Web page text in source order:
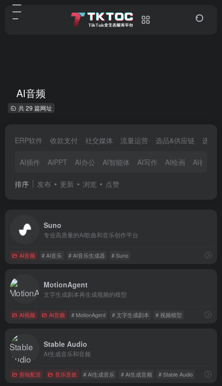
AI音频
共 29 篇网址
ERP软件 收款支付 社交媒体 流量运营 选品&供应链 选品
AI插件 AIPPT AI办公 AI智能体 AI写作 AI绘画 AI视频
排序 发布 更新 浏览 点赞
Suno
专业高质量的AI歌曲和音乐创作平台
AI音频 # AI音乐 # AI音乐生成器 # Suno
MotionAgent
文字生成剧本再生成视频的模型
AI视频 AI音频 # MotionAgent # 文字生成剧本 # 视频模型
Stable Audio
AI生成音乐和音频
剪辑配音 音乐音效 # AI生成音乐 # AI生成音频 # Stable Audio